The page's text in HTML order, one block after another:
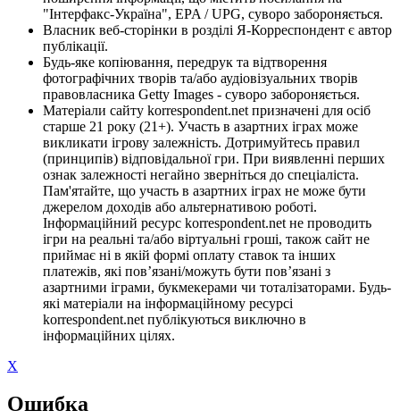
"Інтерфакс-Україна", EPA / UPG, суворо забороняється.
Власник веб-сторінки в розділі Я-Корреспондент є автор
публікації.
Будь-яке копіювання, передрук та відтворення
фотографічних творів та/або аудіовізуальних творів
правовласника Getty Images - суворо забороняється.
Матеріали сайту korrespondent.net призначені для осіб
старше 21 року (21+). Участь в азартних іграх може
викликати ігрову залежність. Дотримуйтесь правил
(принципів) відповідальної гри. При виявленні перших
ознак залежності негайно зверніться до спеціаліста.
Пам'ятайте, що участь в азартних іграх не може бути
джерелом доходів або альтернативою роботі.
Інформаційний ресурс korrespondent.net не проводить
ігри на реальні та/або віртуальні гроші, також сайт не
приймає ні в якій формі оплату ставок та інших
платежів, які пов’язані/можуть бути пов’язані з
азартними іграми, букмекерами чи тоталізаторами. Будь-
які матеріали на інформаційному ресурсі
korrespondent.net публікуються виключно в
інформаційних цілях.
X
Ошибка